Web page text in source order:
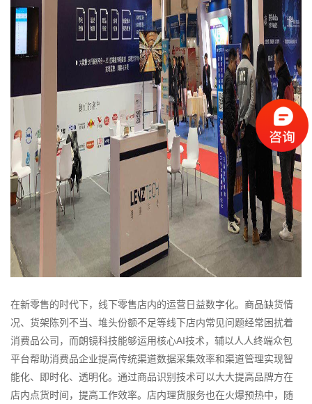
在新零售的时代下，线下零售店内的运营日益数字化。商品缺货情
况、货架陈列不当、堆头份额不足等线下店内常见问题经常困扰着
消费品公司，而朗镜科技能够运用核心AI技术，辅以人人终端众包
平台帮助消费品企业提高传统渠道数据采集效率和渠道管理实现智
能化、即时化、透明化。通过商品识别技术可以大大提高品牌方在
店内点货时间，提高工作效率。店内理货服务也在火爆预热中，随